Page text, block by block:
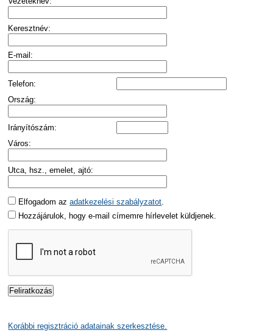
Keresztnév:
E-mail:
Telefon:
Ország:
Irányítószám:
Város:
Utca, hsz., emelet, ajtó:
Elfogadom azadatkezelési szabályzatot
Hozzájárulok, hogy e-mail címemre hírlevelet küldjenek.
Korábbi regisztráció adatainak szerkesztése.